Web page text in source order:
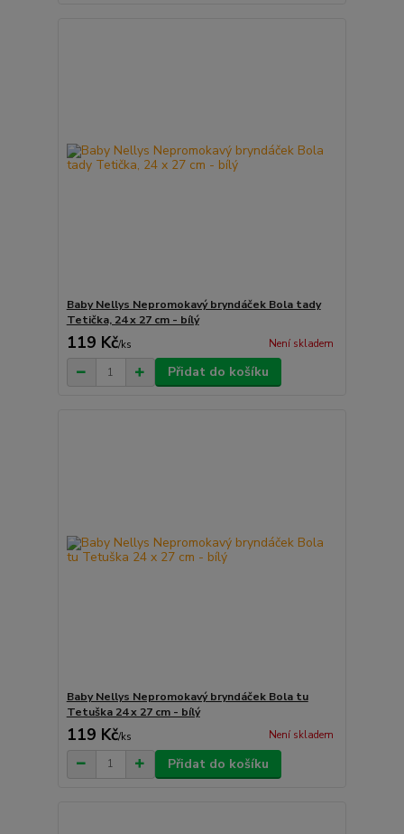
Baby Nellys Nepromokavý bryndáček Bola tady
Tetička, 24 x 27 cm - bílý
119 Kč/ks Není skladem
Přidat do košíku
Baby Nellys Nepromokavý bryndáček Bola tu
Tetuška 24 x 27 cm - bílý
119 Kč/ks Není skladem
Přidat do košíku